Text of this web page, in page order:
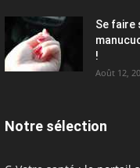
Se faire
!
Août 12,
Notre sélection